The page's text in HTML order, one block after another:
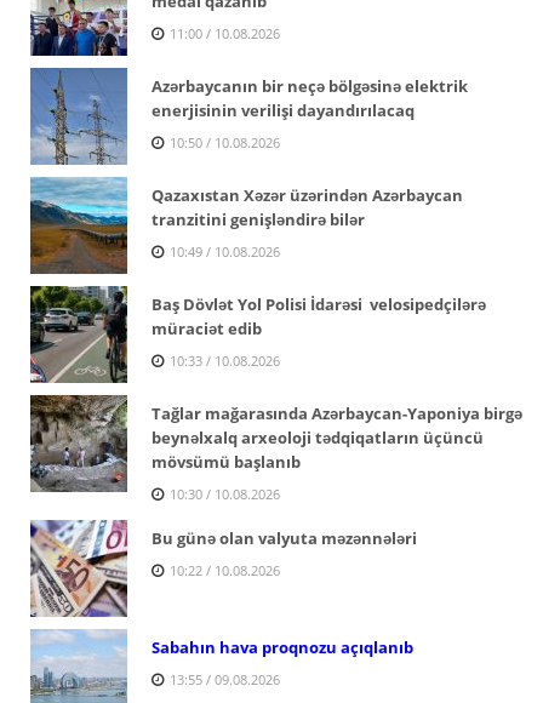
11:00 / 10.08.2026
Azərbaycanın bir neçə bölgəsinə elektrik
enerjisinin verilişi dayandırılacaq
10:50 / 10.08.2026
Qazaxıstan Xəzər üzərindən Azərbaycan
tranzitini genişləndirə bilər
10:49 / 10.08.2026
Baş Dövlət Yol Polisi İdarəsi velosipedçilərə
müraciət edib
10:33 / 10.08.2026
Tağlar mağarasında Azərbaycan-Yaponiya birgə
beynəlxalq arxeoloji tədqiqatların üçüncü
mövsümü başlanıb
10:30 / 10.08.2026
Bu günə olan valyuta məzənnələri
10:22 / 10.08.2026
Sabahın hava proqnozu açıqlanıb
13:55 / 09.08.2026